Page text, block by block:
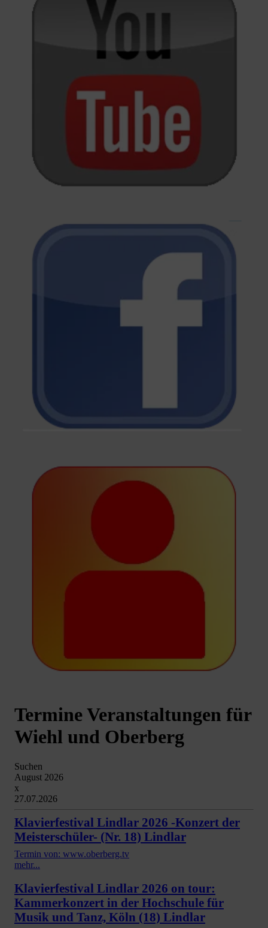
Termine Veranstaltungen für
Wiehl und Oberberg
Suchen
August 2026
x
27.07.2026
Klavierfestival Lindlar 2026 -Konzert der
Meisterschüler- (Nr. 18) Lindlar
Termin von: www.oberberg.tv
mehr...
Klavierfestival Lindlar 2026 on tour:
Kammerkonzert in der Hochschule für
Musik und Tanz, Köln (18) Lindlar